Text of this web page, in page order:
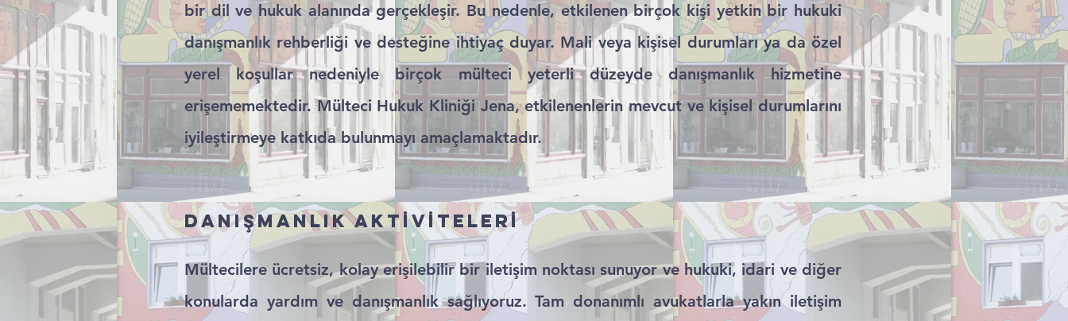
bir dil ve hukuk alanında gerçekleşir. Bu nedenle, etkilenen birçok kişi yetkin bir hukuki
danışmanlık rehberliği ve desteğine ihtiyaç duyar. Mali veya kişisel durumları ya da özel
yerel koşullar nedeniyle birçok mülteci yeterli düzeyde danışmanlık hizmetine
erişememektedir. Mülteci Hukuk Kliniği Jena, etkilenenlerin mevcut ve kişisel durumlarını
iyileştirmeye katkıda bulunmayı amaçlamaktadır.
DANIŞMANLIK AKTİVİTELERİ
Mültecilere ücretsiz, kolay erişilebilir bir iletişim noktası sunuyor ve hukuki, idari ve diğer
konularda yardım ve danışmanlık sağlıyoruz. Tam donanımlı avukatlarla yakın iletişim